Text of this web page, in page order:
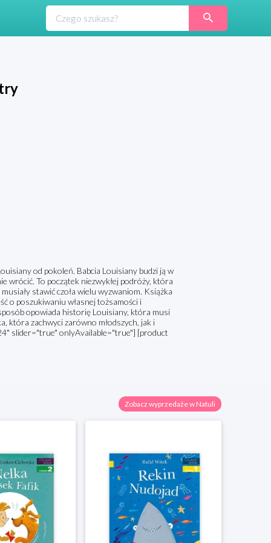
od pokoleń. Babcia Louisiany budzi ją w
wrócić. To początek niezwykłej podróży, która
stawić czoła wielu wyzwaniom. Książka
o poszukiwaniu własnej tożsamości i
opowiada historię Louisiany, która musi
która zachwyci zarówno młodszych, jak i
slider="true" onlyAvailable="true"] [product
Zobacz wyprzedaże w Natuli